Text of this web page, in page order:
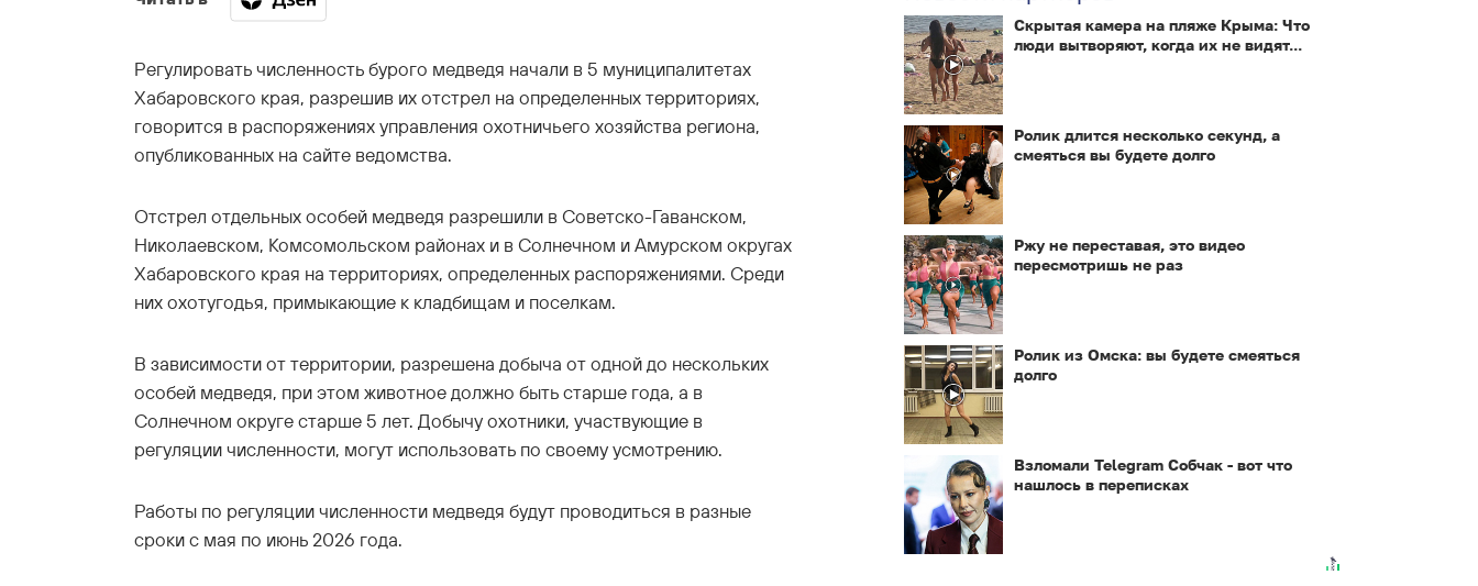
Регулировать численность бурого медведя начали в 5 муниципалитетах
Хабаровского края, разрешив их отстрел на определенных территориях,
говорится в распоряжениях управления охотничьего хозяйства региона,
опубликованных на сайте ведомства.
Отстрел отдельных особей медведя разрешили в Советско-Гаванском,
Николаевском, Комсомольском районах и в Солнечном и Амурском округах
Хабаровского края на территориях, определенных распоряжениями. Среди
них охотугодья, примыкающие к кладбищам и поселкам.
В зависимости от территории, разрешена добыча от одной до нескольких
особей медведя, при этом животное должно быть старше года, а в
Солнечном округе старше 5 лет. Добычу охотники, участвующие в
регуляции численности, могут использовать по своему усмотрению.
Работы по регуляции численности медведя будут проводиться в разные
сроки с мая по июнь 2026 года.
Скрытая камера на пляже Крыма: Что
люди вытворяют, когда их не видят...
Ролик длится несколько секунд, а
смеяться вы будете долго
Ржу не переставая, это видео
пересмотришь не раз
Ролик из Омска: вы будете смеяться
долго
Взломали Telegram Собчак - вот что
нашлось в переписках